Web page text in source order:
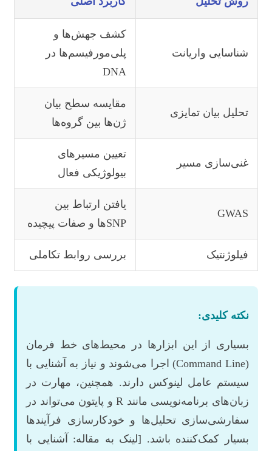
شناسایی واریانت
کشف جهش‌ها و
پلی‌مورفیسم‌ها در
DNA
تحلیل بیان تمایزی
مقایسه سطح بیان
ژن‌ها بین گروه‌ها
غنی‌سازی مسیر
تعیین مسیرهای
بیولوژیکی فعال
GWAS
یافتن ارتباط بین
SNPها و صفات پیچیده
فیلوژنتیک بررسی روابط تکاملی
نکته کلیدی:
بسیاری از این ابزارها در محیط‌های خط فرمان
(Command Line) اجرا می‌شوند و نیاز به آشنایی با
سیستم عامل لینوکس دارند. همچنین، مهارت در
زبان‌های برنامه‌نویسی مانند R و پایتون می‌تواند در
سفارشی‌سازی تحلیل‌ها و خودکارسازی فرآیندها
بسیار کمک‌کننده باشد. [لینک به مقاله: آشنایی با